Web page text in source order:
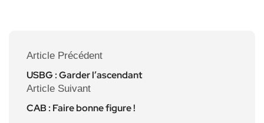
Article Précédent
USBG : Garder l’ascendant
Article Suivant
CAB : Faire bonne figure !